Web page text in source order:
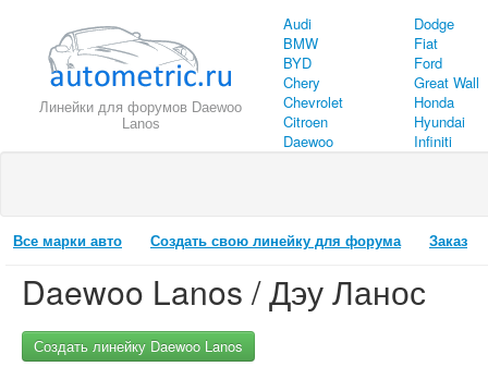
Линейки для форумов Daewoo
Lanos
Audi
BMW
BYD
Chery
Chevrolet
Citroen
Daewoo
Dodge
Fiat
Ford
Great Wall
Honda
Hyundai
Infiniti
Все марки авто Создать свою линейку для форума Заказ
Daewoo Lanos / Дэу Ланос
Создать линейку Daewoo Lanos